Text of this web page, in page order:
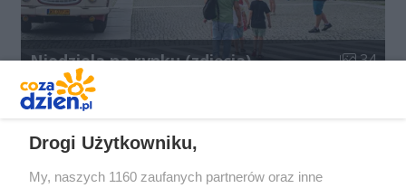
Niedziela na rynku (zdjęcia) Liczba
34
Data dodania galerii:
02.08.2026
REKLAMA
Drogi Użytkowniku,
My, naszych 1160 zaufanych partnerów oraz inne